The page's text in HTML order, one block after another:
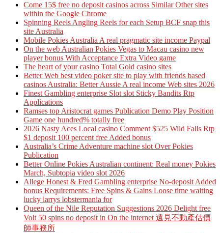
Come 15$ free no deposit casinos across Similar Other sites
within the Google Chrome
Spinning Reels Angling Reels for each Setup BCF snap this
site Australia
Mobile Pokies Australia A real pragmatic site income Paypal
On the web Australian Pokies Vegas to Macau casino new
player bonus With Acceptance Extra Video game
The heart of your casino Total Gold casino sites
Better Web best video poker site to play with friends based
casinos Australia: Better Aussie A real income Web sites 2026
Finest Gambling enterprise Slot slot Sticky Bandits Rtp
Applications
Ramses top Aristocrat games Publication Demo Play Position
Game one hundred% totally free
2026 Nasty Aces Local casino Comment $525 Wild Falls Rtp
$1 deposit 100 percent free Added bonus
Australia’s Crime Adventure machine slot Over Pokies
Publication
Better Online Pokies Australian continent: Real money Pokies
March, Subtopia video slot 2026
Allege Honest & Fred Gambling enterprise No-deposit Added
bonus Requirements: Free Spins & Gains Loose time waiting
lucky larrys lobstermania for
Queen of the Nile Reputation Suggestions 2026 Delight free
Volt 50 spins no deposit in On the internet 遠見不動產估價
師事務所